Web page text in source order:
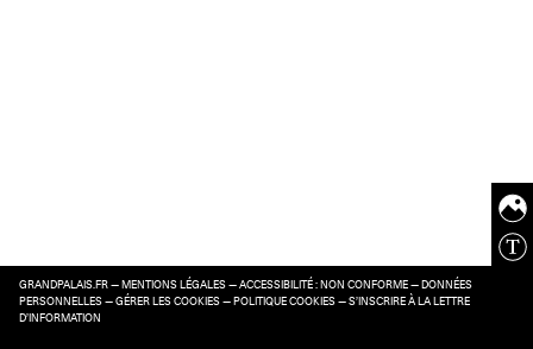
GRANDPALAIS.FR — MENTIONS LÉGALES — ACCESSIBILITÉ : NON CONFORME — DONNÉES
PERSONNELLES — GÉRER LES COOKIES — POLITIQUE COOKIES — S’INSCRIRE À LA LETTRE
D’INFORMATION